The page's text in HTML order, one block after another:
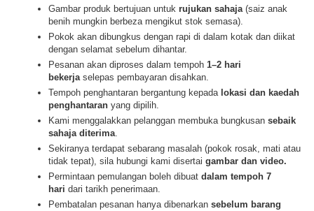
Gambar produk bertujuan untukrujukan sahaja(saiz anak
benih mungkin berbeza mengikut stok semasa).
Pokok akan dibungkus dengan rapi di dalam kotak dan diikat
dengan selamat sebelum dihantar.
Pesanan akan diproses dalam tempoh1–2 hari
bekerjaselepas pembayaran disahkan.
Tempoh penghantaran bergantung kepada lokasi dan kaedah
penghantaran yang dipilih.
Kami menggalakkan pelanggan membuka bungkusansebaik
sahaja diterima.
Sekiranya terdapat sebarang masalah (pokok rosak, mati atau
tidak tepat), sila hubungi kami disertaigambar dan video.
Permintaan pemulangan boleh dibuatdalam tempoh 7
hari dari tarikh penerimaan.
Pembatalan pesanan hanya dibenarkansebelum barang